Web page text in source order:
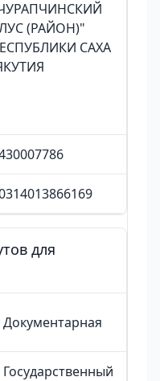
(РАЙОН)"
САХА
для
Документарная
Государственный